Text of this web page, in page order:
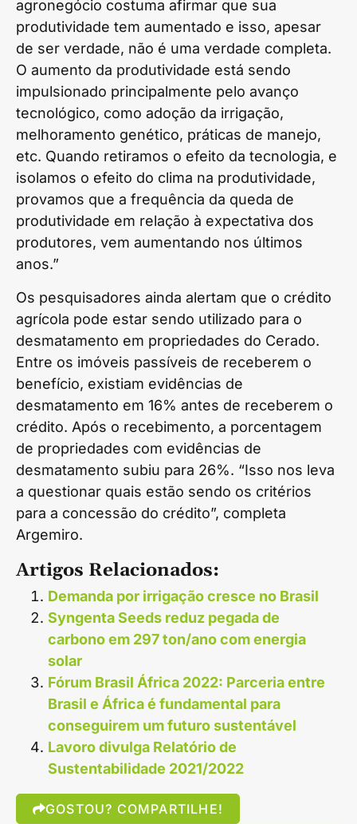
agronegócio costuma afirmar que sua
produtividade tem aumentado e isso, apesar
de ser verdade, não é uma verdade completa.
O aumento da produtividade está sendo
impulsionado principalmente pelo avanço
tecnológico, como adoção da irrigação,
melhoramento genético, práticas de manejo,
etc. Quando retiramos o efeito da tecnologia, e
isolamos o efeito do clima na produtividade,
provamos que a frequência da queda de
produtividade em relação à expectativa dos
produtores, vem aumentando nos últimos
anos.”
Os pesquisadores ainda alertam que o crédito
agrícola pode estar sendo utilizado para o
desmatamento em propriedades do Cerado.
Entre os imóveis passíveis de receberem o
benefício, existiam evidências de
desmatamento em 16% antes de receberem o
crédito. Após o recebimento, a porcentagem
de propriedades com evidências de
desmatamento subiu para 26%. “Isso nos leva
a questionar quais estão sendo os critérios
para a concessão do crédito”, completa
Argemiro.
Artigos Relacionados:
Demanda por irrigação cresce no Brasil
Syngenta Seeds reduz pegada de
carbono em 297 ton/ano com energia
solar
Fórum Brasil África 2022: Parceria entre
Brasil e África é fundamental para
conseguirem um futuro sustentável
Lavoro divulga Relatório de
Sustentabilidade 2021/2022
GOSTOU? COMPARTILHE!